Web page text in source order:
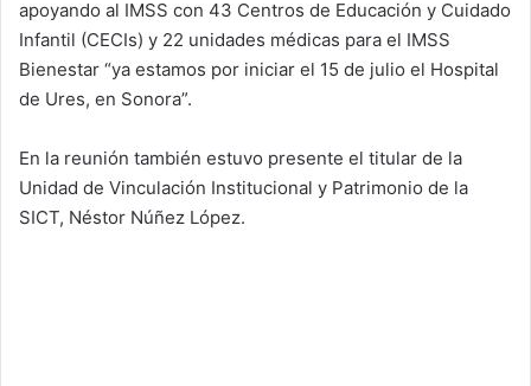
apoyando al IMSS con 43 Centros de Educación y Cuidado
Infantil (CECIs) y 22 unidades médicas para el IMSS
Bienestar “ya estamos por iniciar el 15 de julio el Hospital
de Ures, en Sonora”.
En la reunión también estuvo presente el titular de la
Unidad de Vinculación Institucional y Patrimonio de la
SICT, Néstor Núñez López.